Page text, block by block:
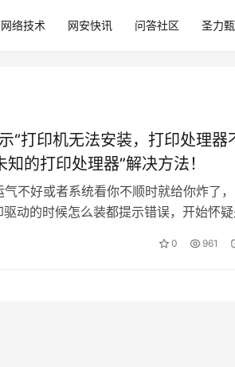
网络技术 网安快讯 问答社区 圣力
“打印机无法安装，打印处理器
知的打印处理器”解决方法！
不好或者系统看你不顺时就给你炸了
动的时候怎么装都提示错误，开始怀疑
怀疑是接口问…
0 961